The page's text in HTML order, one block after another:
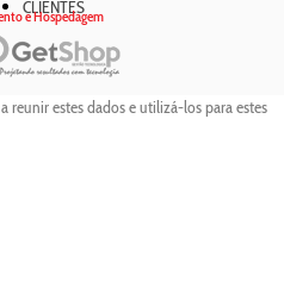
CLIENTES
e Hospedagem
a reunir estes dados e utilizá-los para estes